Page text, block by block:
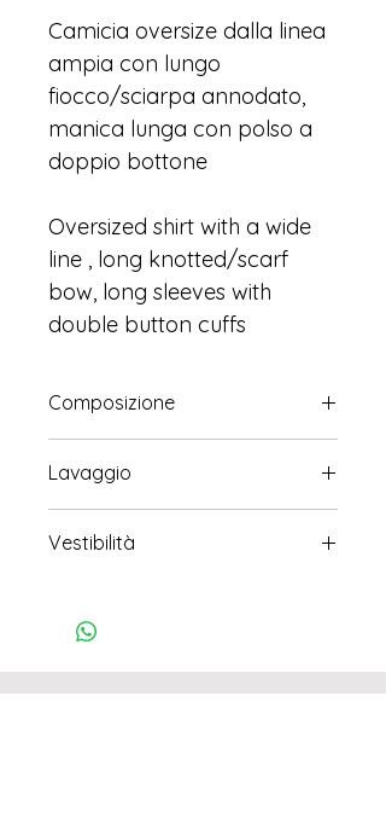
Camicia oversize dalla linea
ampia con lungo
fiocco/sciarpa annodato,
manica lunga con polso a
doppio bottone
Oversized shirt with a wide
line , long knotted/scarf
bow, long sleeves with
double button cuffs
Composizione
Lavaggio
Vestibilità